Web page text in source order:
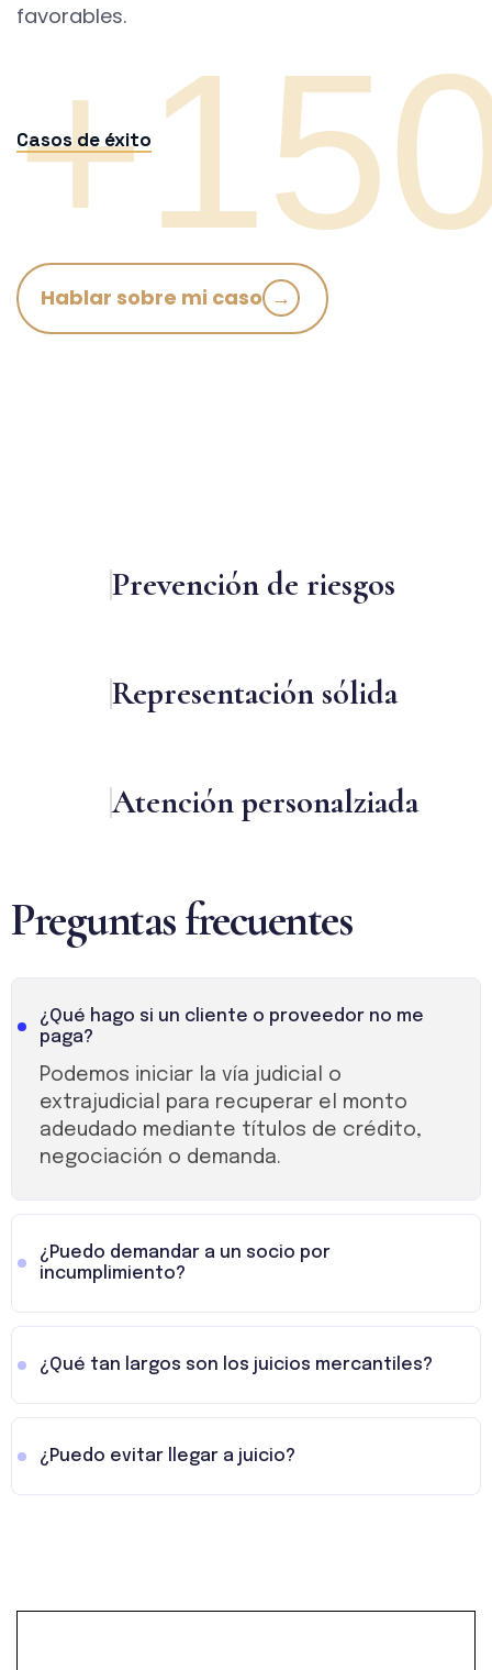
favorables.
Casos de éxito
Hablar sobre mi caso →
Prevención de riesgos
Representación sólida
Atención personalziada
Preguntas frecuentes
¿Qué hago si un cliente o proveedor no me
paga?
Podemos iniciar la vía judicial o
extrajudicial para recuperar el monto
adeudado mediante títulos de crédito,
negociación o demanda.
¿Puedo demandar a un socio por
incumplimiento?
¿Qué tan largos son los juicios mercantiles?
¿Puedo evitar llegar a juicio?